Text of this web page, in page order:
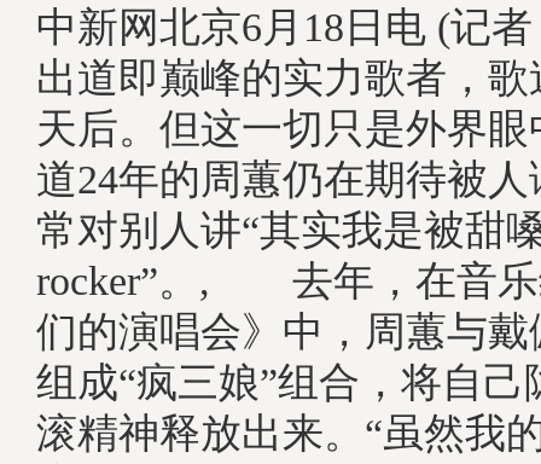
中新网北京6月18日电 (记
出道即巅峰的实力歌者，
天后。但这一切只是外界
道24年的周蕙仍在期待被
常对别人讲“其实我是被甜
rocker”。, 去年，在音乐
们的演唱会》中，周蕙与
组成“疯三娘”组合，将自
滚精神释放出来。“虽然我